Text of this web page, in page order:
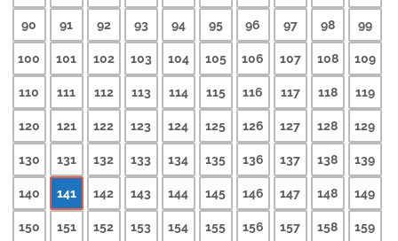
90 91 92 93 94 95 96 97 98 99
100 101 102 103 104 105 106 107 108 109
110 111 112 113 114 115 116 117 118 119
120 121 122 123 124 125 126 127 128 129
130 131 132 133 134 135 136 137 138 139
140 141 142 143 144 145 146 147 148 149
150 151 152 153 154 155 156 157 158 159